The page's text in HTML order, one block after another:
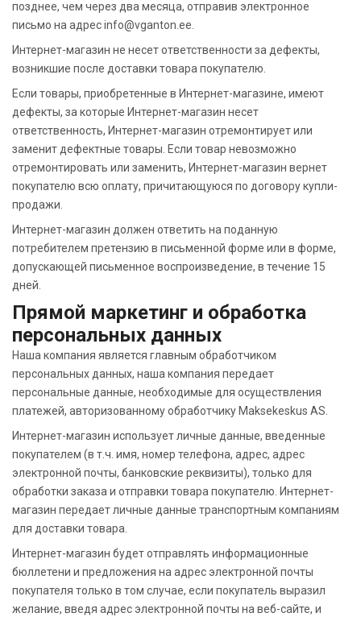
позднее, чем через два месяца, отправив электронное
письмо на адрес info@vganton.ee.
Интернет-магазин не несет ответственности за дефекты,
возникшие после доставки товара покупателю.
Если товары, приобретенные в Интернет-магазине, имеют
дефекты, за которые Интернет-магазин несет
ответственность, Интернет-магазин отремонтирует или
заменит дефектные товары. Если товар невозможно
отремонтировать или заменить, Интернет-магазин вернет
покупателю всю оплату, причитающуюся по договору купли-
продажи.
Интернет-магазин должен ответить на поданную
потребителем претензию в письменной форме или в форме,
допускающей письменное воспроизведение, в течение 15
дней.
Прямой маркетинг и обработка
персональных данных
Наша компания является главным обработчиком
персональных данных, наша компания передает
персональные данные, необходимые для осуществления
платежей, авторизованному обработчику Maksekeskus AS.
Интернет-магазин использует личные данные, введенные
покупателем (в т.ч. имя, номер телефона, адрес, адрес
электронной почты, банковские реквизиты), только для
обработки заказа и отправки товара покупателю. Интернет-
магазин передает личные данные транспортным компаниям
для доставки товара.
Интернет-магазин будет отправлять информационные
бюллетени и предложения на адрес электронной почты
покупателя только в том случае, если покупатель выразил
желание, введя адрес электронной почты на веб-сайте, и